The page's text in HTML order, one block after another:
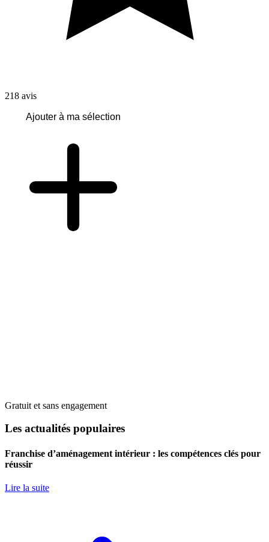
218 avis
Ajouter à ma sélection
Gratuit et sans engagement
Les actualités populaires
Franchise d’aménagement intérieur : les compétences clés pour
réussir
Lire la suite